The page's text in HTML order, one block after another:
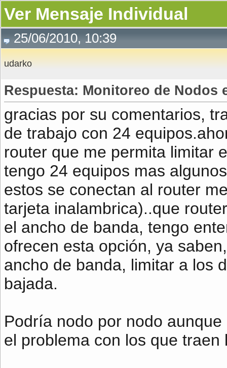
Ver Mensaje Individual
25/06/2010, 10:39
udarko
Respuesta: Monitoreo de Nodos
gracias por su comentarios,
de trabajo con 24
router que me permita limitar
tengo 24 equipos mas
estos se conectan al router
tarjeta inalambrica)..que
el ancho de banda, tengo
ofrecen esta opción, ya
ancho de banda, limitar a los
bajada.
Podría nodo por nodo
el problema con los que traen